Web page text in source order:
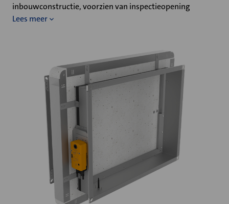
inbouwconstructie, voorzien van inspectieopening
Lees meer